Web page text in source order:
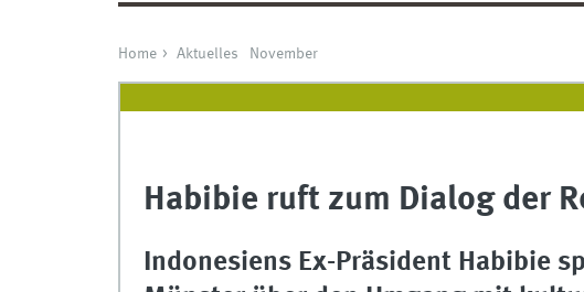
Home Aktuelles November
Habibie ruft zum Dialog der
Indonesiens Ex-Präsident Habibie